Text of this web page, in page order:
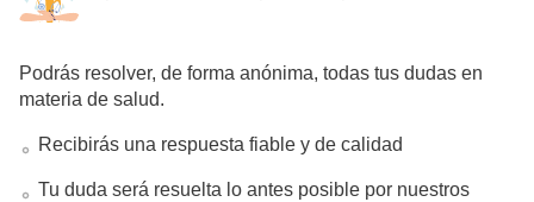
Podrás resolver, de forma anónima, todas tus dudas en
materia de salud.
Recibirás una respuesta fiable y de calidad
Tu duda será resuelta lo antes posible por nuestros